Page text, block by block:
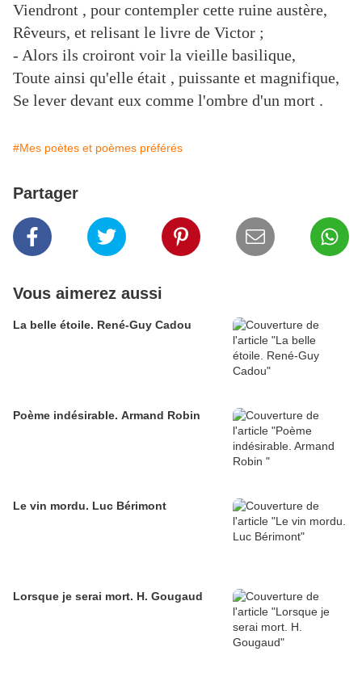
Viendront , pour contempler cette ruine austère,
Rêveurs, et relisant le livre de Victor ;
- Alors ils croiront voir la vieille basilique,
Toute ainsi qu'elle était , puissante et magnifique,
Se lever devant eux comme l'ombre d'un mort .
#Mes poètes et poèmes préférés
Partager
Vous aimerez aussi
La belle étoile. René-Guy Cadou
Poème indésirable. Armand Robin
Le vin mordu. Luc Bérimont
Lorsque je serai mort. H. Gougaud